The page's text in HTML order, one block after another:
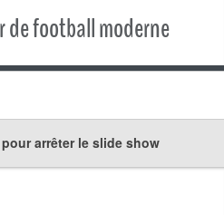
football moderne
arrêter le slide show